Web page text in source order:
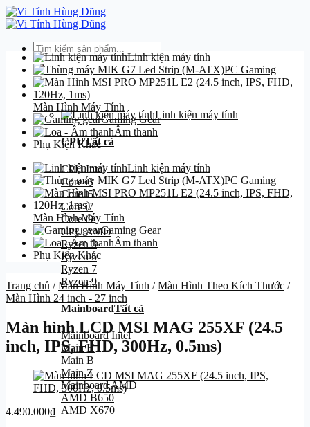
Bỏ
qua
dung
Tìm
kiếm:
Danh mục
Linh kiện máy tính
CPUTất cả
CPU Intel
Core i3
Core i5
Core i7
Core i9
CPU AMD
Ryzen 3
Ryzen 5
Ryzen 7
Ryzen 9
MainboardTất cả
Mainboard Intel
Main H
Main B
Main Z
Mainboard AMD
AMD B650
AMD X670
Linh kiện máy tính
PC Gaming
Màn Hình Máy Tính
Gaming Gear
Âm thanh
Phụ Kiện Khác
Linh kiện máy tính
PC Gaming
Màn Hình Máy Tính
Gaming Gear
Âm thanh
Phụ Kiện Khác
Trang chủ / Màn Hình Máy Tính / Màn Hình Theo Kích Thước /
Màn Hình 24 inch - 27 inch
Màn hình LCD MSI MAG 255XF (24.5
inch, IPS, FHD, 300Hz, 0.5ms)
4.490.000₫